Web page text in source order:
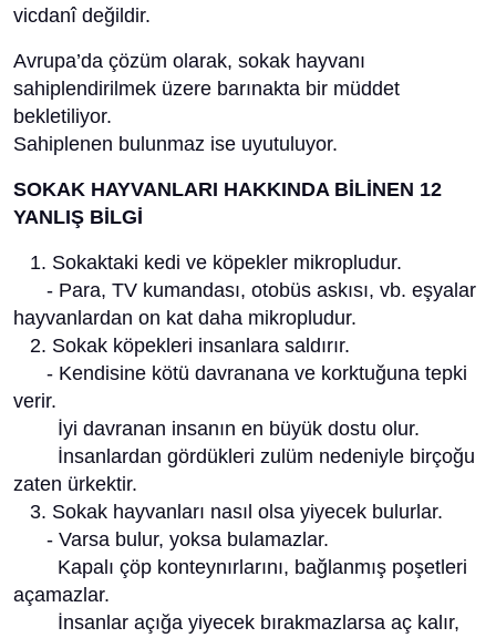
vicdanî değildir.
Avrupa’da çözüm olarak, sokak hayvanı
sahiplendirilmek üzere barınakta bir müddet
bekletiliyor.
Sahiplenen bulunmaz ise uyutuluyor.
SOKAK HAYVANLARI HAKKINDA BİLİNEN 12
YANLIŞ BİLGİ
1. Sokaktaki kedi ve köpekler mikropludur.
- Para, TV kumandası, otobüs askısı, vb. eşyalar
hayvanlardan on kat daha mikropludur.
2. Sokak köpekleri insanlara saldırır.
- Kendisine kötü davranana ve korktuğuna tepki
verir.
İyi davranan insanın en büyük dostu olur.
İnsanlardan gördükleri zulüm nedeniyle birçoğu
zaten ürkektir.
3. Sokak hayvanları nasıl olsa yiyecek bulurlar.
- Varsa bulur, yoksa bulamazlar.
Kapalı çöp konteynırlarını, bağlanmış poşetleri
açamazlar.
İnsanlar açığa yiyecek bırakmazlarsa aç kalır,